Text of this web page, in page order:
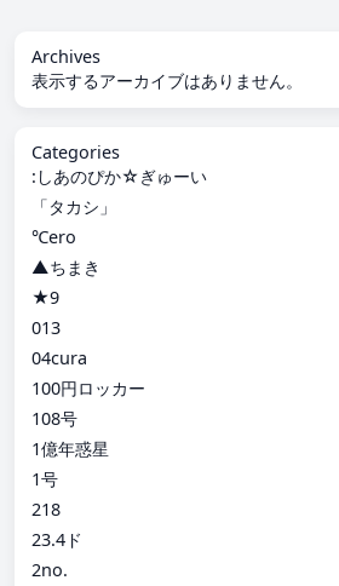
Archives
表示するアーカイブはありません。
Categories
:しあのぴか☆ぎゅーい
「タカシ」
℃ero
▲ちまき
★9
013
04cura
100円ロッカー
108号
1億年惑星
1号
218
23.4ド
2no.